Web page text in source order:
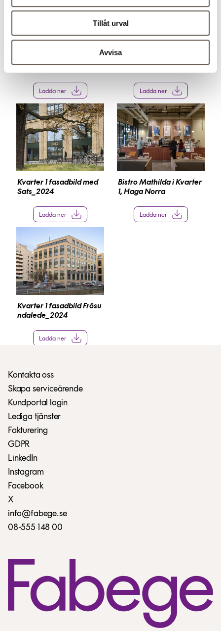
Tillåt urval
Avvisa
Ladda ner Ladda ner
Kvarter 1 fasadbild med
Sats_2024
Ladda ner
Bistro Mathilda i Kvarter
1, Haga Norra
Ladda ner
Kvarter 1 fasadbild Frösu
ndalede_2024
Ladda ner
Kontakta oss
Skapa serviceärende
Kundportal login
Lediga tjänster
Fakturering
GDPR
LinkedIn
Instagram
Facebook
X
info@fabege.se
08-555 148 00